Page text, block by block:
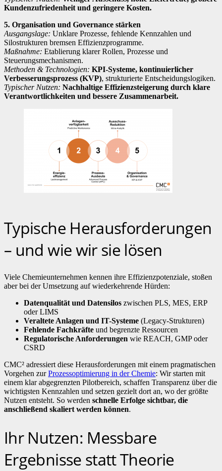
Kundenzufriedenheit und geringere Kosten.
5. Organisation und Governance stärken
Ausgangslage: Unklare Prozesse, fehlende Kennzahlen und
Silostrukturen bremsen Effizienzprogramme.
Maßnahme: Etablierung klarer Rollen, Prozesse und
Steuerungsmechanismen.
Methoden & Technologien: KPI-Systeme, kontinuierlicher
Verbesserungsprozess (KVP), strukturierte Entscheidungslogiken.
Typischer Nutzen: Nachhaltige Effizienzsteigerung durch klare
Verantwortlichkeiten und bessere Zusammenarbeit.
Typische Herausforderungen
– und wie wir sie lösen
Viele Chemieunternehmen kennen ihre Effizienzpotenziale, stoßen
aber bei der Umsetzung auf wiederkehrende Hürden:
Datenqualität und Datensilos zwischen PLS, MES, ERP
oder LIMS
Veraltete Anlagen und IT-Systeme (Legacy-Strukturen)
Fehlende Fachkräfte und begrenzte Ressourcen
Regulatorische Anforderungen wie REACH, GMP oder
CSRD
CMC² adressiert diese Herausforderungen mit einem pragmatischen
Vorgehen zurProzessoptimierung in der Chemie: Wir starten mit
einem klar abgegrenzten Pilotbereich, schaffen Transparenz über die
wichtigsten Kennzahlen und setzen gezielt dort an, wo der größte
Nutzen entsteht. So werden schnelle Erfolge sichtbar, die
anschließend skaliert werden können.
Ihr Nutzen: Messbare
Ergebnisse statt Theorie